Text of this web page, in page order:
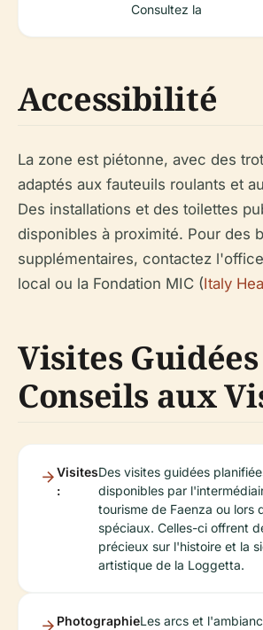
Consultez la
Accessibilité
La zone est piétonne, avec des
adaptés aux fauteuils roulants et
Des installations et des toilettes
disponibles à proximité. Pour des
supplémentaires, contactez
local ou la Fondation MIC (Italy
Visites
Conseils aux
Visites
:
Des visites guidées
disponibles par
tourisme de Faenza ou lors
spéciaux. Celles-ci offrent
précieux sur l'histoire et la
artistique de la Loggetta.
PhotographieLes arcs et